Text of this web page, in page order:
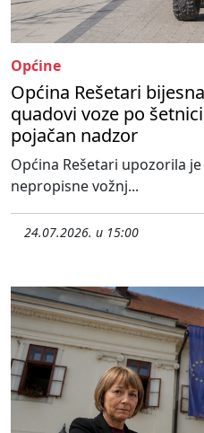
Općine
Općina Rešetari
quadovi voze po
pojačan nadzor
Općina Rešetari upozorila
nepropisne vožnj...
24.07.2026. u 15:00